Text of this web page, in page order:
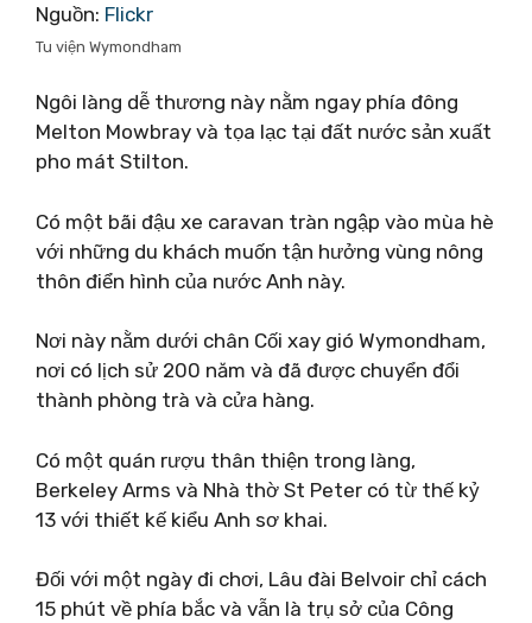
Nguồn: Flickr
Tu viện Wymondham
Ngôi làng dễ thương này nằm ngay phía đông
Melton Mowbray và tọa lạc tại đất nước sản xuất
pho mát Stilton.
Có một bãi đậu xe caravan tràn ngập vào mùa hè
với những du khách muốn tận hưởng vùng nông
thôn điển hình của nước Anh này.
Nơi này nằm dưới chân Cối xay gió Wymondham,
nơi có lịch sử 200 năm và đã được chuyển đổi
thành phòng trà và cửa hàng.
Có một quán rượu thân thiện trong làng,
Berkeley Arms và Nhà thờ St Peter có từ thế kỷ
13 với thiết kế kiểu Anh sơ khai.
Đối với một ngày đi chơi, Lâu đài Belvoir chỉ cách
15 phút về phía bắc và vẫn là trụ sở của Công